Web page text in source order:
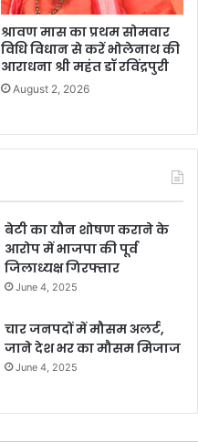
श्रावण मास का प्रथम सोमवार
विधि विधान से करें भोलेनाथ की
आराधना श्री महंत डॉ रविंद्रपुरी
August 2, 2026
बेटी का यौन शोषण कराने के
आरोप में भाजपा की पूर्व
जिलाध्यक्ष गिरफ्तार
June 4, 2025
चार जनपदों में मौसम अलर्ट,
जाने देश भर का मौसम मिजाज
June 4, 2025